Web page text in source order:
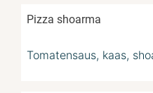
Pizza shoarma
Tomatensaus, kaas,